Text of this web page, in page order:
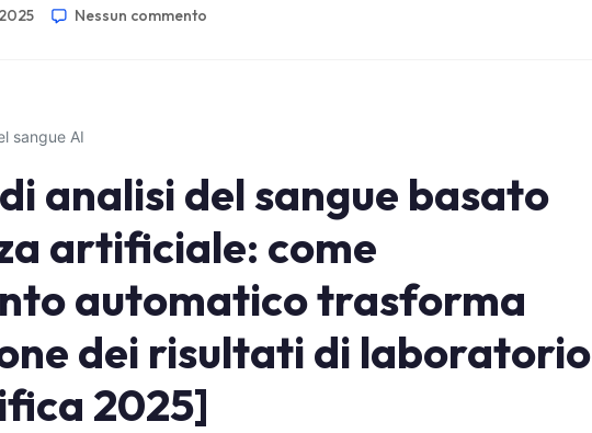
Nessun commento
sangue AI
analisi del sangue basato
artificiale: come
automatico trasforma
dei risultati di laboratorio
2025]